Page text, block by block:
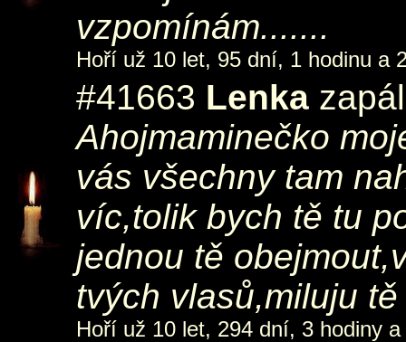
vzpomínám.......
Hoří už 10 let, 95 dní, 1 hodinu a
#41663 Lenka
Ahojmaminečko
vás všechny tam
víc,tolik bych tě tu
jednou tě
tvých vlasů,miluju
Hoří už 10 let, 294 dní, 3 hodiny